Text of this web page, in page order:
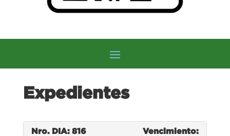
Expedientes
Nro. DIA: 816 Vencimiento: